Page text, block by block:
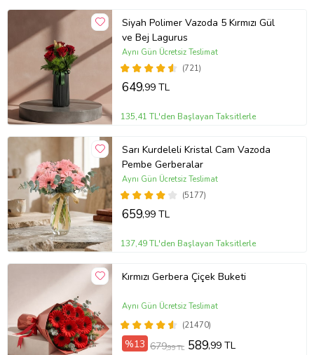
Siyah Polimer Vazoda 5 Kırmızı Gül
ve Bej Lagurus
(721)
Aynı Gün Ücretsiz Teslimat
649,99 TL
135,41 TL'den Başlayan Taksitlerle
Sarı Kurdeleli Kristal Cam Vazoda
Pembe Gerberalar
(5177)
Aynı Gün Ücretsiz Teslimat
659,99 TL
137,49 TL'den Başlayan Taksitlerle
Kırmızı Gerbera Çiçek Buketi
(21470)
Aynı Gün Ücretsiz Teslimat
%13 679,99 TL 589,99 TL